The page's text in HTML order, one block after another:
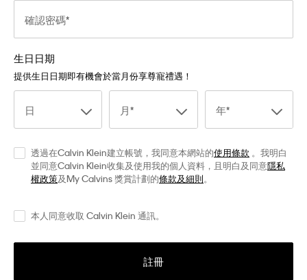
確認密碼
生日日期
提供生日日期即有機會於當月份享尊寵禮遇！
日 月 年
透過在Calvin Klein建立帳號，我同意本網站的使用條款 。我明白
並同意Calvin Klein收集及使用我的個人資料，且明白及同意隱私
權政策及My Calvins 獎賞計劃的條款及細則。
本人同意收取 Calvin Klein 通訊。
註冊